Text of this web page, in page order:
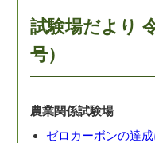
試験場だより
号）
農業関係試験場
ゼロカーボンの達